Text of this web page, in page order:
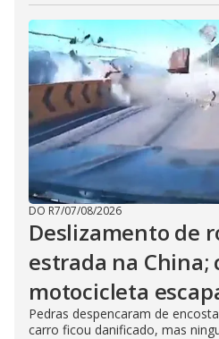
DO R7/07/08/2026
Deslizamento de
estrada na China;
motocicleta
Pedras despencaram de
carro ficou danificado, mas